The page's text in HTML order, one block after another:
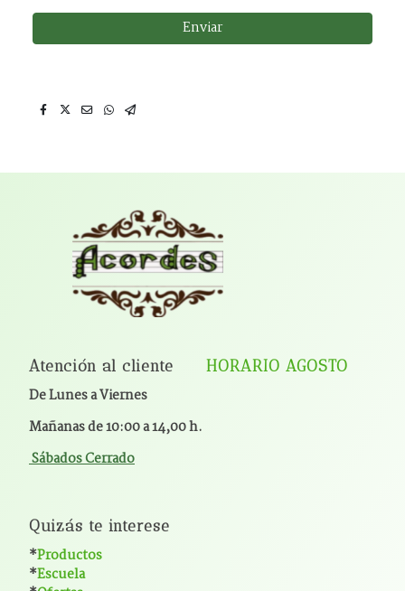
Enviar
Atención al cliente HORARIO AGOSTO
De Lunes a Viernes
Mañanas de 10:00 a 14,00 h.
Sábados Cerrado
Quizás te interese
*Productos
*Escuela